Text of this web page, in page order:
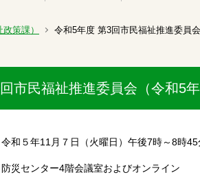
策課） 令和5年度 第3回市民福祉推進委員
市民福祉推進委員会（令和5年
令和５年11月７日（火曜日）午後7時～8時45
防災センター4階会議室およびオンライン